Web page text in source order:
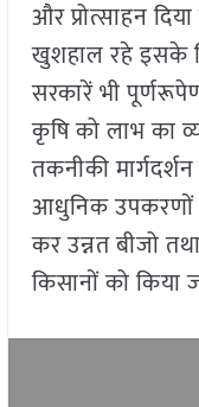
और प्रोत्साहन
खुशहाल रहे इसके
सरकारें भी
कृषि को लाभ का
तकनीकी
आधुनिक उपकरणों
कर उन्नत बीजो
किसानों को किया